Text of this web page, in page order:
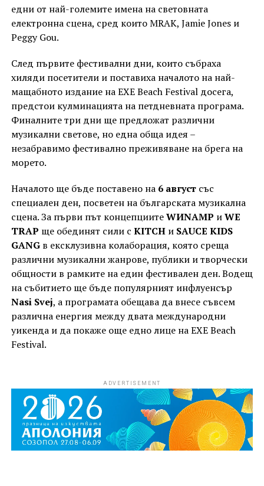
едни от най-големите имена на световната
електронна сцена, сред които MRAK, Jamie Jones и
Peggy Gou.
След първите фестивални дни, които събраха
хиляди посетители и поставиха началото на най-
мащабното издание на EXE Beach Festival досега,
предстои кулминацията на петдневната програма.
Финалните три дни ще предложат различни
музикални светове, но една обща идея –
незабравимо фестивално преживяване на брега на
морето.
Началото ще бъде поставено на 6 августсъс
специален ден, посветен на българската музикална
сцена. За първи път концепциитеWИNAMP иWE
TRAP ще обединят сили с KITCHи SAUCE KIDS
GANGв ексклузивна колаборация, която среща
различни музикални жанрове, публики и творчески
общности в рамките на един фестивален ден. Водещ
на събитието ще бъде популярният инфлуенсър
Nasi Svej, а програмата обещава да внесе съвсем
различна енергия между двата международни
уикенда и да покаже още едно лице на EXE Beach
Festival.
ADVERTISEMENT